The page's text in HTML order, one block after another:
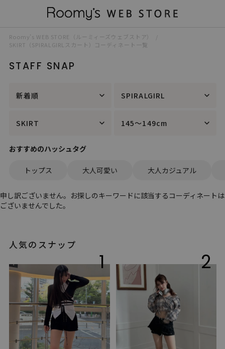
Roomy’s WEB STORE（ルーミィーズウェブストア）
SKIRT（SPIRALGIRLスカート）コーディネート一覧
STAFF SNAP
新着順 SPIRALGIRL
SKIRT 145～149cm
おすすめのハッシュタグ
トップス 大人可愛い 大人カジュアル
申し訳ございません。お探しのキーワードに該当するコーディネートは
ございませんでした。
人気のスナップ
1 2